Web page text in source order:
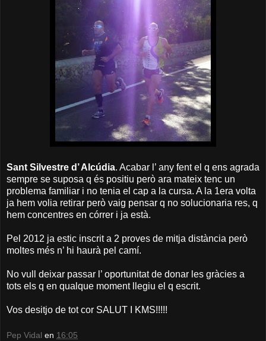
Sant Silvestre d’ Alcúdia. Acabar l’ any fent el q ens agrada
sempre se suposa q és positiu però ara mateix tenc un
problema familiar i no tenia el cap a la cursa. A la 1era volta
ja hem volia retirar però vaig pensar q no solucionaria res, q
hem concentres en córrer i ja està.
Pel 2012 ja estic inscrit a 2 proves de mitja distància però
moltes més n’ hi haurà pel camí.
No vull deixar passar l’ oportunitat de donar les gràcies a
tots els q en qualque moment llegiu el q escrit.
Vos desitjo de tot cor SALUT I KMS!!!!!
Pep Vidal en 16:05